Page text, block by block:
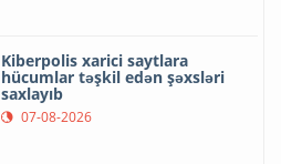
Kiberpolis xarici saytlara
hücumlar təşkil edən şəxsləri
saxlayıb
07-08-2026